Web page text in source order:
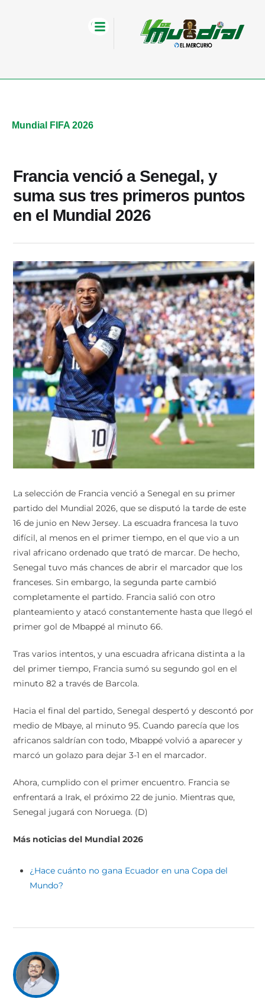
Mundial FIFA 2026
Francia venció a Senegal, y
suma sus tres primeros puntos
en el Mundial 2026
La selección de Francia venció a Senegal en su primer
partido del Mundial 2026, que se disputó la tarde de este
16 de junio en New Jersey. La escuadra francesa la tuvo
difícil, al menos en el primer tiempo, en el que vio a un
rival africano ordenado que trató de marcar. De hecho,
Senegal tuvo más chances de abrir el marcador que los
franceses. Sin embargo, la segunda parte cambió
completamente el partido. Francia salió con otro
planteamiento y atacó constantemente hasta que llegó el
primer gol de Mbappé al minuto 66.
Tras varios intentos, y una escuadra africana distinta a la
del primer tiempo, Francia sumó su segundo gol en el
minuto 82 a través de Barcola.
Hacia el final del partido, Senegal despertó y descontó por
medio de Mbaye, al minuto 95. Cuando parecía que los
africanos saldrían con todo, Mbappé volvió a aparecer y
marcó un golazo para dejar 3-1 en el marcador.
Ahora, cumplido con el primer encuentro. Francia se
enfrentará a Irak, el próximo 22 de junio. Mientras que,
Senegal jugará con Noruega. (D)
Más noticias del Mundial 2026
¿Hace cuánto no gana Ecuador en una Copa del
Mundo?